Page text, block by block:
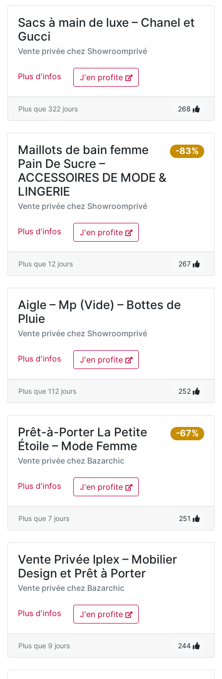
Sacs à main de luxe – Chanel et
Gucci
Vente privée chez Showroomprivé
Plus d'infos J'en profite
Plus que 322 jours 268
-83%
Maillots de bain femme
Pain De Sucre –
ACCESSOIRES DE MODE &
LINGERIE
Vente privée chez Showroomprivé
Plus d'infos J'en profite
Plus que 12 jours 267
Aigle – Mp (Vide) – Bottes de
Pluie
Vente privée chez Showroomprivé
Plus d'infos J'en profite
Plus que 112 jours 252
-67%
Prêt-à-Porter La Petite
Étoile – Mode Femme
Vente privée chez Bazarchic
Plus d'infos J'en profite
Plus que 7 jours 251
Vente Privée Iplex – Mobilier
Design et Prêt à Porter
Vente privée chez Bazarchic
Plus d'infos J'en profite
Plus que 9 jours 244